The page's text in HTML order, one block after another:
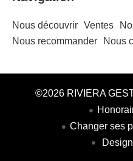
Nous découvrir Ventes
Nous recommander
Nous
©2026 RIVIERA
Changer ses